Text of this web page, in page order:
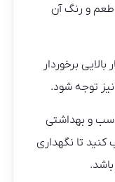
طعم و رنگ آن
برخوردار
توجه شود.
و بهداشتی
تا نگهداری